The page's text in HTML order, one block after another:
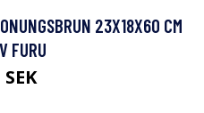
23X18X60 CM
FURU